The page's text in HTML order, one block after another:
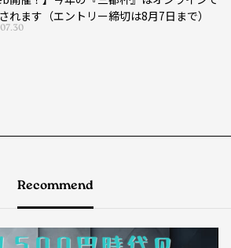
れます（エントリー締切は8月7日まで）
Recommend